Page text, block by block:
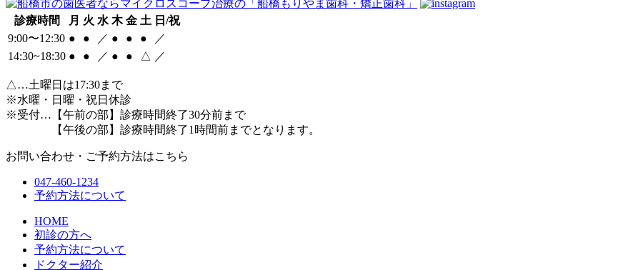
診療時間 月 火 水 木 金 土 日/祝
9:00〜12:30 ● ● ／ ● ● ●
／
14:30~18:30 ● ● ／ ● ● △ ／
△…土曜日は17:30まで
※水曜・日曜・祝日休診
※受付…【午前の部】診療時間終了30分前まで
【午後の部】診療時間終了1時間前までとなります。
お問い合わせ・ご予約方法はこちら
047-460-1234
予約方法について
HOME
初診の方へ
予約方法について
ドクター紹介